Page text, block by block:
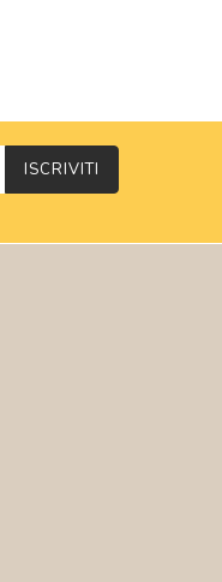
ISCRIVITI